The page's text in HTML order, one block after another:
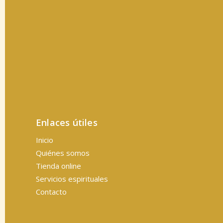
Enlaces útiles
Inicio
Quiénes somos
Tienda online
Servicios espirituales
Contacto